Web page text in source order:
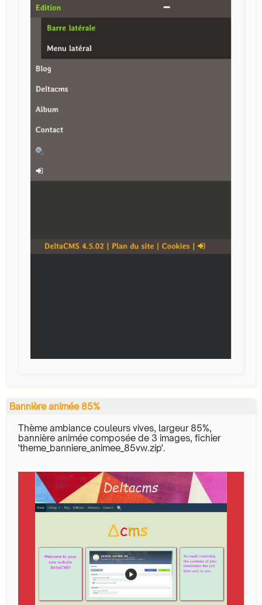
Bannière animée 85%
Thème ambiance couleurs vives, largeur 85%,
bannière animée composée de 3 images, fichier
'theme_banniere_animee_85vw.zip'.